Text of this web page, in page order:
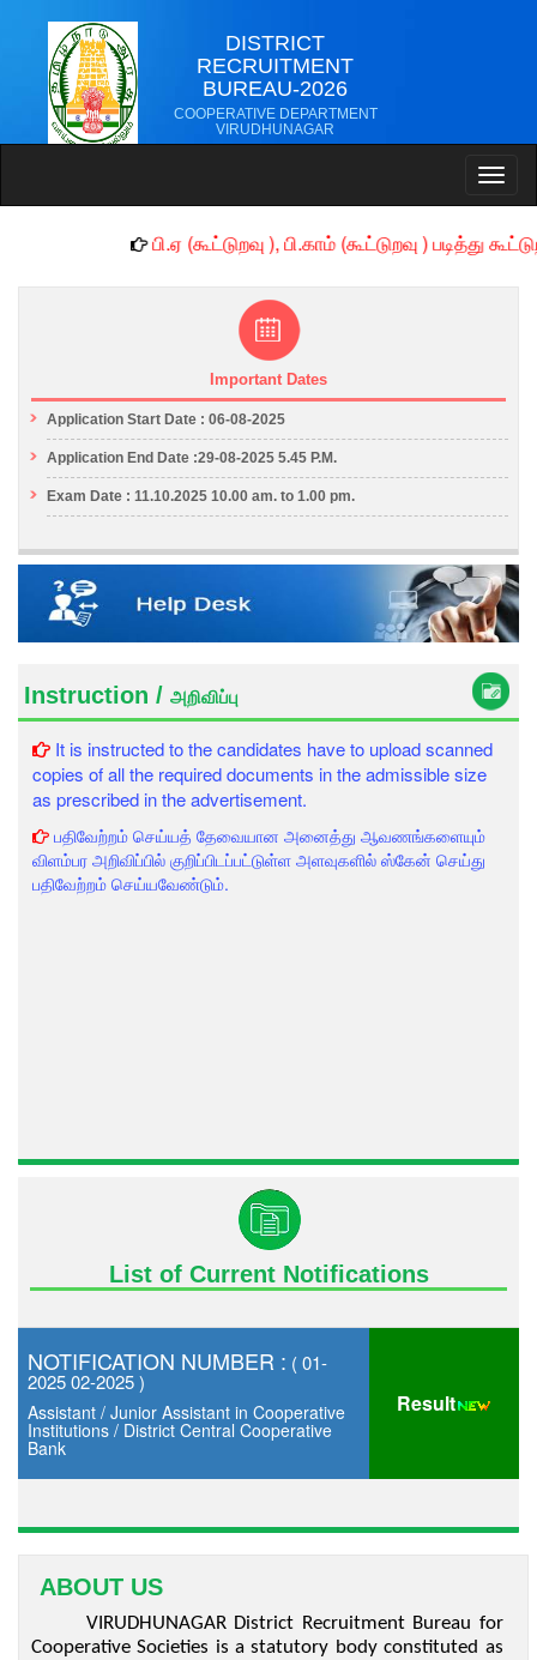
DISTRICT
RECRUITMENT
BUREAU-2026
COOPERATIVE DEPARTMENT
VIRUDHUNAGAR
பி.ஏ (கூட்டுறவு ), பி.காம் (கூட்டுறவு )
Important Dates
Application Start Date : 06-08-2025
Application End Date :29-08-2025 5.45 P.M.
Exam Date : 11.10.2025 10.00 am. to 1.00 pm.
Instruction / அறிவிப்பு
It is instructed to the candidates have to upload scanned
copies of all the required documents in the admissible size
as prescribed in the advertisement.
பதிவேற்றம் செய்யத் தேவையான அனைத்து ஆவணங்களையும்
விளம்பர அறிவிப்பில் குறிப்பிடப்பட்டுள்ள அளவுகளில் ஸ்கேன் செய்து
பதிவேற்றம் செய்யவேண்டும்.
List of Current Notifications
NOTIFICATION NUMBER : ( 01-
2025 02-2025 )
Assistant / Junior Assistant in Cooperative
Institutions / District Central Cooperative
Bank
Result
ABOUT US
VIRUDHUNAGAR District Recruitment Bureau for
Cooperative Societies is a statutory body constituted as